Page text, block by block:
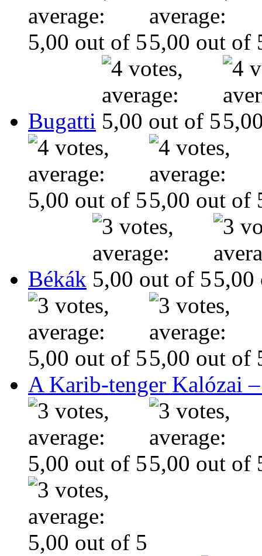
Bugatti
Békák
A Karib-tenger Kalózai